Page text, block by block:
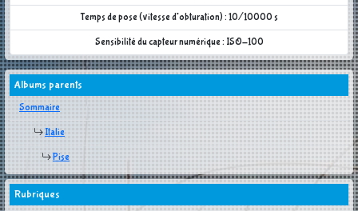
Temps de pose (vitesse d'obturation) : 10/10000 s
Sensibilité du capteur numérique : ISO-100
Albums parents
Sommaire
Italie
Pise
Rubriques